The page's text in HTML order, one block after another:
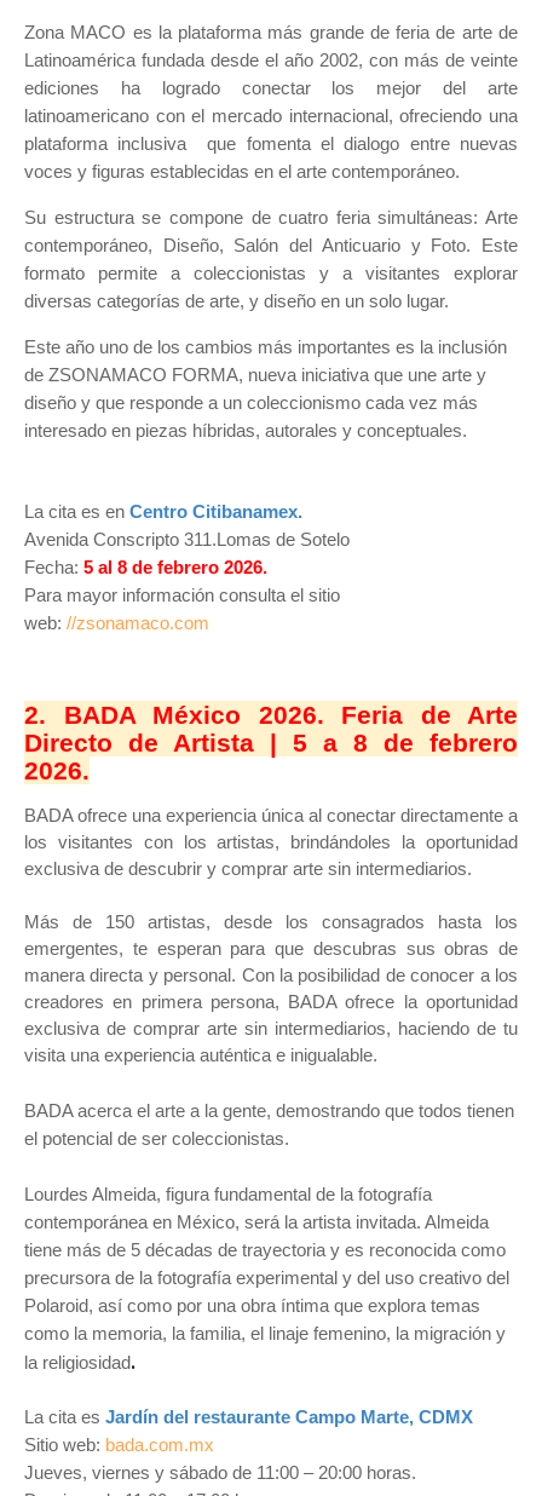
Zona MACO es la plataforma más grande de feria de arte de
Latinoamérica fundada desde el año 2002, con más de veinte
ediciones ha logrado conectar los mejor del arte
latinoamericano con el mercado internacional, ofreciendo una
plataforma inclusiva que fomenta el dialogo entre nuevas
voces y figuras establecidas en el arte contemporáneo.
Su estructura se compone de cuatro feria simultáneas: Arte
contemporáneo, Diseño, Salón del Anticuario y Foto. Este
formato permite a coleccionistas y a visitantes explorar
diversas categorías de arte, y diseño en un solo lugar.
Este año uno de los cambios más importantes es la inclusión
de ZSONAMACO FORMA, nueva iniciativa que une arte y
diseño y que responde a un coleccionismo cada vez más
interesado en piezas híbridas, autorales y conceptuales.
La cita es en Centro Citibanamex.
Avenida Conscripto 311.Lomas de Sotelo
Fecha: 5 al 8 de febrero 2026.
Para mayor información consulta el sitio
web: //zsonamaco.com
2. BADA México 2026. Feria de Arte
Directo de Artista | 5 a 8 de febrero
2026.
BADA ofrece una experiencia única al conectar directamente a
los visitantes con los artistas, brindándoles la oportunidad
exclusiva de descubrir y comprar arte sin intermediarios.
Más de 150 artistas, desde los consagrados hasta los
emergentes, te esperan para que descubras sus obras de
manera directa y personal. Con la posibilidad de conocer a los
creadores en primera persona, BADA ofrece la oportunidad
exclusiva de comprar arte sin intermediarios, haciendo de tu
visita una experiencia auténtica e inigualable.
BADA acerca el arte a la gente, demostrando que todos tienen
el potencial de ser coleccionistas.
Lourdes Almeida, figura fundamental de la fotografía
contemporánea en México, será la artista invitada. Almeida
tiene más de 5 décadas de trayectoria y es reconocida como
precursora de la fotografía experimental y del uso creativo del
Polaroid, así como por una obra íntima que explora temas
como la memoria, la familia, el linaje femenino, la migración y
la religiosidad.
La cita es Jardín del restaurante Campo Marte, CDMX
Sitio web: bada.com.mx
Jueves, viernes y sábado de 11:00 – 20:00 horas.